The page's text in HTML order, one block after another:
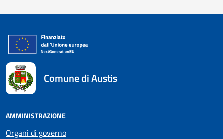
Comune di Austis
AMMINISTRAZIONE
Organi di governo